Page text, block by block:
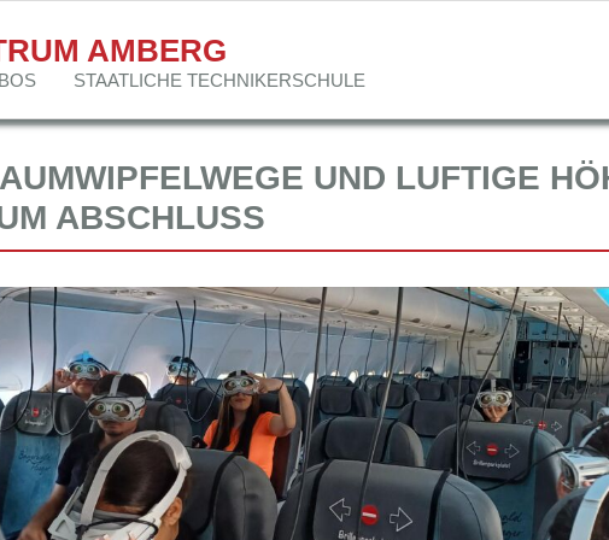
AMBERG
STAATLICHE TECHNIKER­SCHULE
UND LUFTIGE
ABSCHLUSS